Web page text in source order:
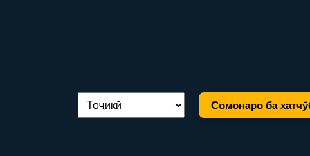
Иваз кардани забон: Сомонаро ба